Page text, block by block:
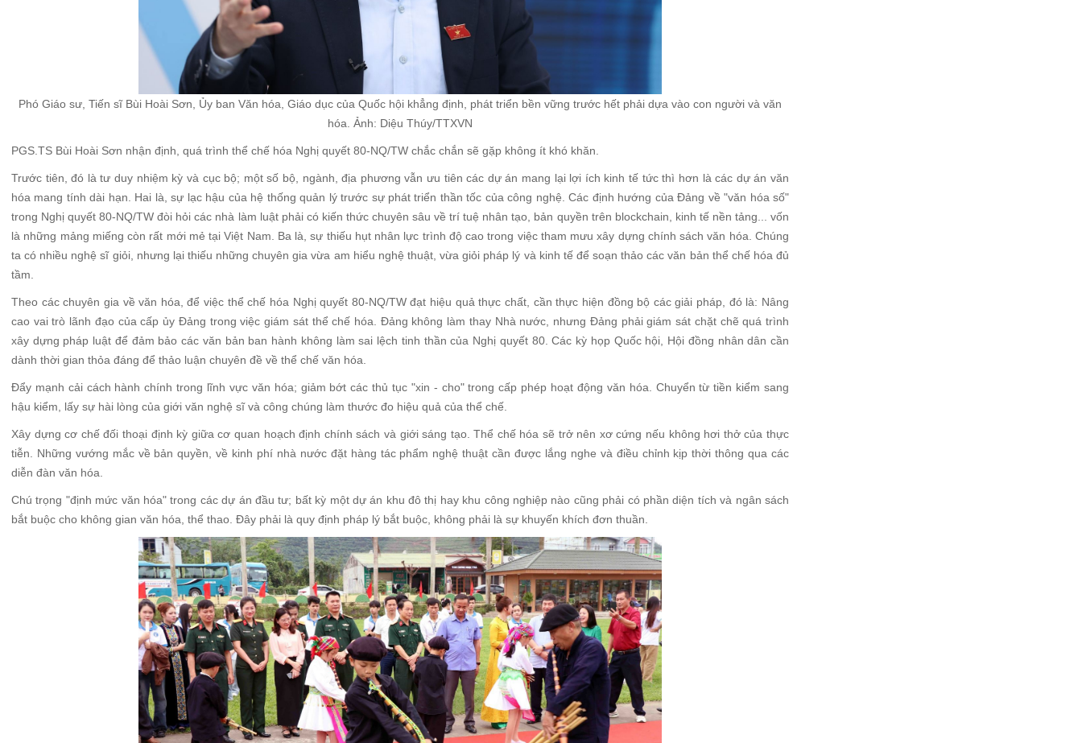
Phó Giáo sư, Tiến sĩ Bùi Hoài Sơn, Ủy ban Văn hóa, Giáo dục của Quốc hội khẳng định, phát triển bền vững trước hết phải dựa vào con người và văn
hóa. Ảnh: Diệu Thúy/TTXVN
PGS.TS Bùi Hoài Sơn nhận định, quá trình thể chế hóa Nghị quyết 80-NQ/TW chắc chắn sẽ gặp không ít khó khăn.
Trước tiên, đó là tư duy nhiệm kỳ và cục bộ; một số bộ, ngành, địa phương vẫn ưu tiên các dự án mang lại lợi ích kinh tế tức thì hơn là các dự án văn
hóa mang tính dài hạn. Hai là, sự lạc hậu của hệ thống quản lý trước sự phát triển thần tốc của công nghệ. Các định hướng của Đảng về "văn hóa số"
trong Nghị quyết 80-NQ/TW đòi hỏi các nhà làm luật phải có kiến thức chuyên sâu về trí tuệ nhân tạo, bản quyền trên blockchain, kinh tế nền tảng... vốn
là những mảng miếng còn rất mới mẻ tại Việt Nam. Ba là, sự thiếu hụt nhân lực trình độ cao trong việc tham mưu xây dựng chính sách văn hóa. Chúng
ta có nhiều nghệ sĩ giỏi, nhưng lại thiếu những chuyên gia vừa am hiểu nghệ thuật, vừa giỏi pháp lý và kinh tế để soạn thảo các văn bản thể chế hóa đủ
tầm.
Theo các chuyên gia về văn hóa, để việc thể chế hóa Nghị quyết 80-NQ/TW đạt hiệu quả thực chất, cần thực hiện đồng bộ các giải pháp, đó là: Nâng
cao vai trò lãnh đạo của cấp ủy Đảng trong việc giám sát thể chế hóa. Đảng không làm thay Nhà nước, nhưng Đảng phải giám sát chặt chẽ quá trình
xây dựng pháp luật để đảm bảo các văn bản ban hành không làm sai lệch tinh thần của Nghị quyết 80. Các kỳ họp Quốc hội, Hội đồng nhân dân cần
dành thời gian thỏa đáng để thảo luận chuyên đề về thể chế văn hóa.
Đẩy mạnh cải cách hành chính trong lĩnh vực văn hóa; giảm bớt các thủ tục "xin - cho" trong cấp phép hoạt động văn hóa. Chuyển từ tiền kiểm sang
hậu kiểm, lấy sự hài lòng của giới văn nghệ sĩ và công chúng làm thước đo hiệu quả của thể chế.
Xây dựng cơ chế đối thoại định kỳ giữa cơ quan hoạch định chính sách và giới sáng tạo. Thể chế hóa sẽ trở nên xơ cứng nếu không hơi thở của thực
tiễn. Những vướng mắc về bản quyền, về kinh phí nhà nước đặt hàng tác phẩm nghệ thuật cần được lắng nghe và điều chỉnh kịp thời thông qua các
diễn đàn văn hóa.
Chú trọng "định mức văn hóa" trong các dự án đầu tư; bất kỳ một dự án khu đô thị hay khu công nghiệp nào cũng phải có phần diện tích và ngân sách
bắt buộc cho không gian văn hóa, thể thao. Đây phải là quy định pháp lý bắt buộc, không phải là sự khuyến khích đơn thuần.